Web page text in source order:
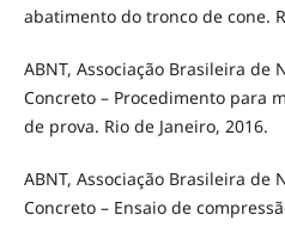
abatimento do tronco de cone.
ABNT, Associação Brasileira de
Concreto – Procedimento para
de prova. Rio de Janeiro, 2016.
ABNT, Associação Brasileira de
Concreto – Ensaio de